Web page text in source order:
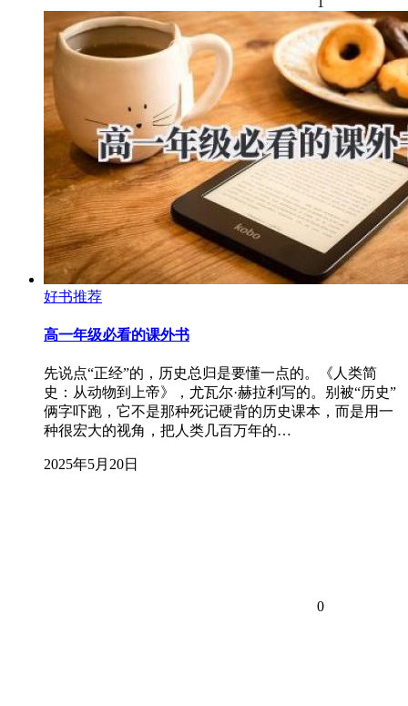
好书推荐
高一年级必看的课外书
先说点“正经”的，历史总归是要懂一点的。《人类简
史：从动物到上帝》，尤瓦尔·赫拉利写的。别被“历史”
俩字吓跑，它不是那种死记硬背的历史课本，而是用一
种很宏大的视角，把人类几百万年的…
2025年5月20日
0